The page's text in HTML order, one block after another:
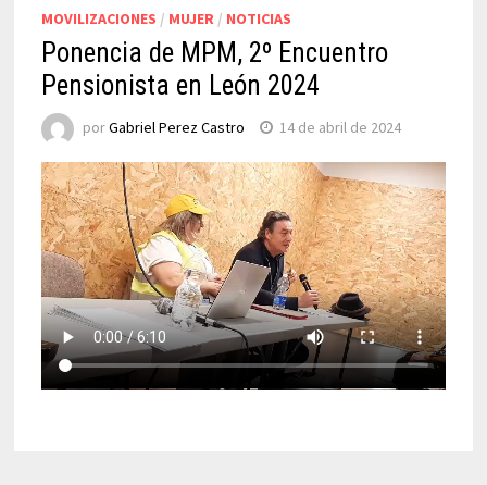
MOVILIZACIONES / MUJER/ NOTICIAS
Ponencia de MPM, 2º Encuentro
Pensionista en León 2024
porGabriel Perez Castro 14 de abril de 2024